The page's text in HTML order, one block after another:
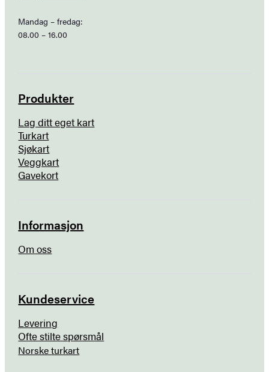
Mandag – fredag:
08.00 – 16.00
Produkter
Lag ditt eget kart
Turkart
Sjøkart
Veggkart
Gavekort
Informasjon
Om oss
Kundeservice
Levering
Ofte stilte spørsmål
Norske turkart